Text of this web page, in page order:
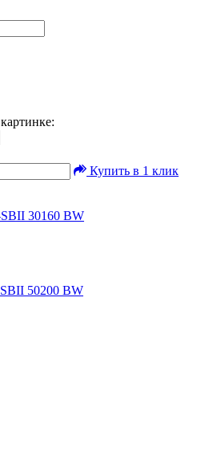
Купить в 1 клик
30160 BW
50200 BW